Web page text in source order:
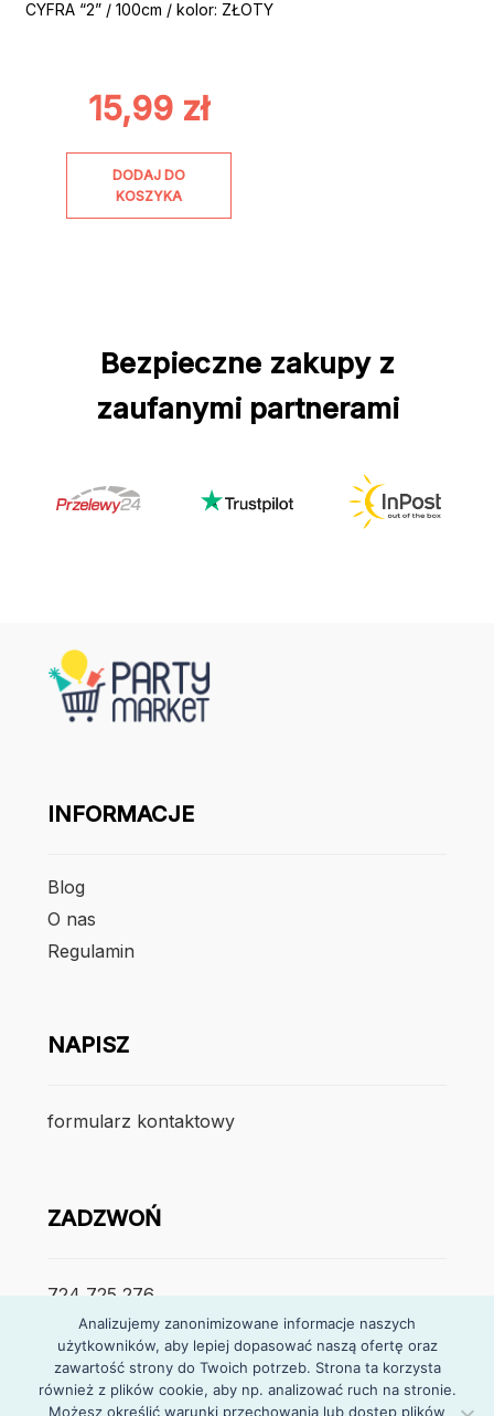
CYFRA “2” / 100cm / kolor: ZŁOTY
15,99 zł
DODAJ DO
KOSZYKA
Bezpieczne zakupy z
zaufanymi partnerami
INFORMACJE
Blog
O nas
Regulamin
NAPISZ
formularz kontaktowy
ZADZWOŃ
724 725 276
poniedzialek – piątek
7:30 – 15:30
Analizujemy zanonimizowane informacje naszych
użytkowników, aby lepiej dopasować naszą ofertę oraz
zawartość strony do Twoich potrzeb. Strona ta korzysta
również z plików cookie, aby np. analizować ruch na stronie.
Możesz określić warunki przechowania lub dostęp plików